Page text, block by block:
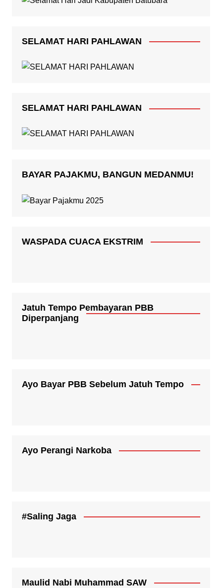
SELAMAT HARI PAHLAWAN
SELAMAT HARI PAHLAWAN
BAYAR PAJAKMU, BANGUN MEDANMU!
WASPADA CUACA EKSTRIM
Jatuh Tempo Pembayaran PBB
Diperpanjang
Ayo Bayar PBB Sebelum Jatuh Tempo
Ayo Perangi Narkoba
#Saling Jaga
Maulid Nabi Muhammad SAW